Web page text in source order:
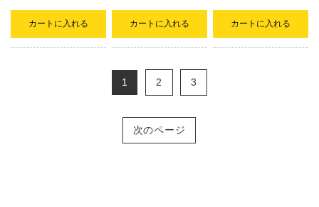
カートに入れる カートに入れる カートに入れる
1 2 3
次のページ